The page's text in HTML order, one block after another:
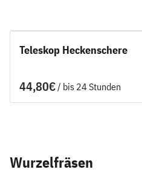
Teleskop Heckenschere
/
Wurzelfräsen